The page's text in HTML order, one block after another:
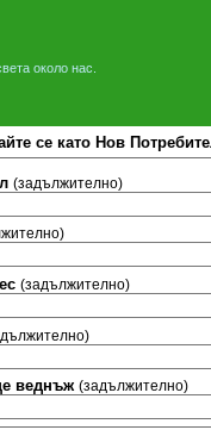
около нас.
се като Нов
(задължително)
(задължително)
веднъж (задължително)